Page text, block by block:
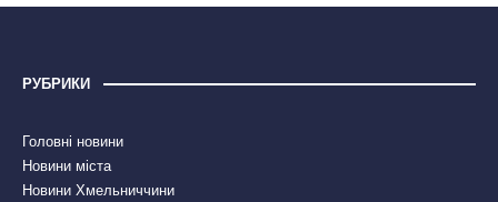
РУБРИКИ
Головні новини
Новини міста
Новини Хмельниччини